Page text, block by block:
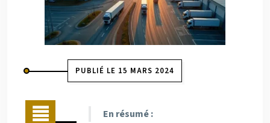
PUBLIÉ LE 15 MARS 2024
En résumé :